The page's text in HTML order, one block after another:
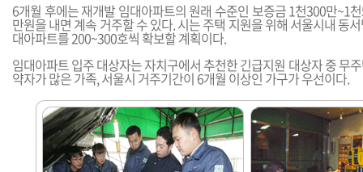
6개월 후에는 재개발 임대아파트의 원래 수준인 보증금 1천300만~1
만원을 내면 계속 거주할 수 있다. 시는 주택 지원을 위해 서울시내 동
대아파트를 200~300호씩 확보할 계획이다.
임대아파트 입주 대상자는 자치구에서 추천한 긴급지원 대상자 중 무
약자가 많은 가족, 서울시 거주기간이 6개월 이상인 가구가 우선이다.